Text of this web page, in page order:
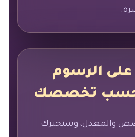
الرسوم
حسب تخصصك
والمعدل، وسنخبرك